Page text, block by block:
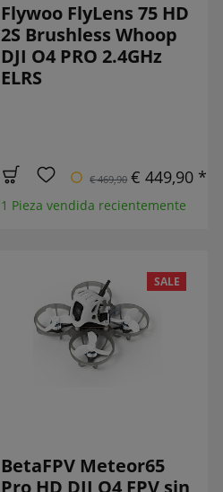
Flywoo FlyLens 75 HD
2S Brushless Whoop
DJI O4 PRO 2.4GHz
ELRS
€ 469,90 € 449,90 *
1 Pieza vendida recientemente
SALE
BetaFPV Meteor65